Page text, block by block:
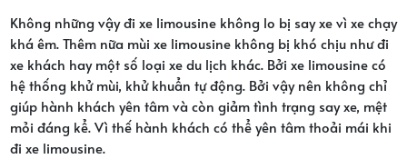
Không những vậy đi xe limousine không lo bị say xe vì xe chạy
khá êm. Thêm nữa mùi xe limousine không bị khó chịu như đi
xe khách hay một số loại xe du lịch khác. Bởi xe limousine có
hệ thống khử mùi, khử khuẩn tự động. Bởi vậy nên không chỉ
giúp hành khách yên tâm và còn giảm tình trạng say xe, mệt
mỏi đáng kể. Vì thế hành khách có thể yên tâm thoải mái khi
đi xe limousine.